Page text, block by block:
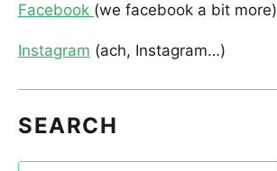
Facebook (we facebook a bit more)
Instagram (ach, Instagram…)
SEARCH